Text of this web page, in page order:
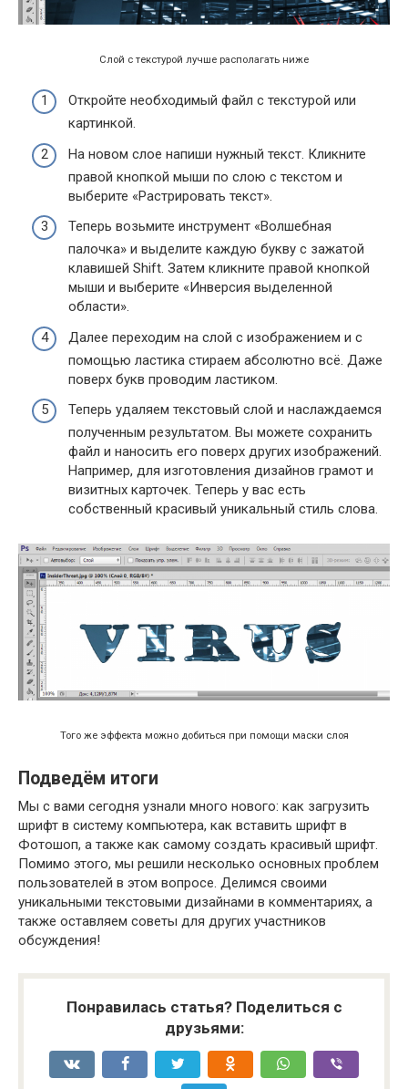
Слой с текстурой лучше располагать ниже
Откройте необходимый файл с текстурой или
картинкой.
На новом слое напиши нужный текст. Кликните
правой кнопкой мыши по слою с текстом и
выберите «Растрировать текст».
Теперь возьмите инструмент «Волшебная
палочка» и выделите каждую букву с зажатой
клавишей Shift. Затем кликните правой кнопкой
мыши и выберите «Инверсия выделенной
области».
Далее переходим на слой с изображением и с
помощью ластика стираем абсолютно всё. Даже
поверх букв проводим ластиком.
Теперь удаляем текстовый слой и наслаждаемся
полученным результатом. Вы можете сохранить
файл и наносить его поверх других изображений.
Например, для изготовления дизайнов грамот и
визитных карточек. Теперь у вас есть
собственный красивый уникальный стиль слова.
Того же эффекта можно добиться при помощи маски слоя
Подведём итоги
Мы с вами сегодня узнали много нового: как загрузить
шрифт в систему компьютера, как вставить шрифт в
Фотошоп, а также как самому создать красивый шрифт.
Помимо этого, мы решили несколько основных проблем
пользователей в этом вопросе. Делимся своими
уникальными текстовыми дизайнами в комментариях, а
также оставляем советы для других участников
обсуждения!
Понравилась статья? Поделиться с
друзьями: